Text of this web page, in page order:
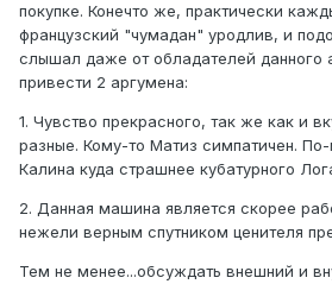
покупке. Конечто же, практически
французский "чумадан" уродлив, и
слышал даже от обладателей данного
привести 2 аргумена:
1. Чувство прекрасного, так же как и
разные. Кому-то Матиз симпатичен.
Калина куда страшнее кубатурного
2. Данная машина является скорее
нежели верным спутником ценителя
Тем не менее...обсуждать внешний и